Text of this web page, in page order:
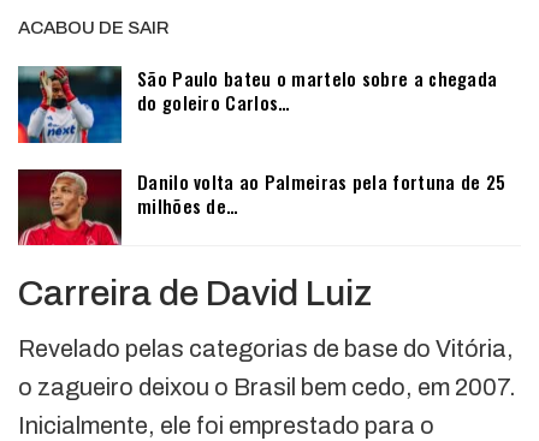
ACABOU DE SAIR
São Paulo bateu o martelo sobre a chegada
do goleiro Carlos…
Danilo volta ao Palmeiras pela fortuna de 25
milhões de…
Carreira de David Luiz
Revelado pelas categorias de base do Vitória,
o zagueiro deixou o Brasil bem cedo, em 2007.
Inicialmente, ele foi emprestado para o